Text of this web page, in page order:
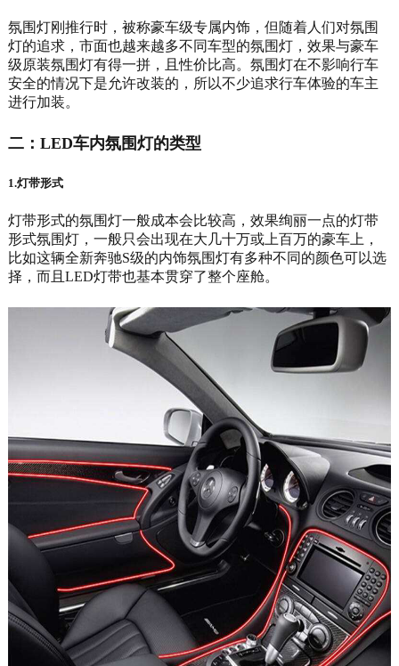
氛围灯刚推行时，被称豪车级专属内饰，但随着人们对氛围
灯的追求，市面也越来越多不同车型的氛围灯，效果与豪车
级原装氛围灯有得一拼，且性价比高。氛围灯在不影响行车
安全的情况下是允许改装的，所以不少追求行车体验的车主
进行加装。
二：LED车内氛围灯的类型
1.灯带形式
灯带形式的氛围灯一般成本会比较高，效果绚丽一点的灯带
形式氛围灯，一般只会出现在大几十万或上百万的豪车上，
比如这辆全新奔驰S级的内饰氛围灯有多种不同的颜色可以选
择，而且LED灯带也基本贯穿了整个座舱。